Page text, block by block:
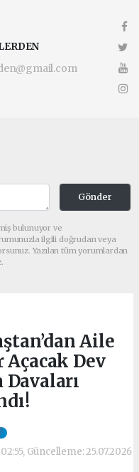
Gönder
bulunuyor ve
ilgili doğrudan veya
Yazılan tüm yorumlardan
Aile
Açacak Dev
Davaları
Güncelleme: 25.07.2026